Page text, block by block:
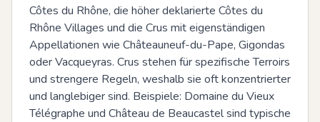
Côtes du Rhône, die höher deklarierte Côtes du
Rhône Villages und die Crus mit eigenständigen
Appellationen wie Châteauneuf-du-Pape, Gigondas
oder Vacqueyras. Crus stehen für spezifische Terroirs
und strengere Regeln, weshalb sie oft konzentrierter
und langlebiger sind. Beispiele: Domaine du Vieux
Télégraphe und Château de Beaucastel sind typische